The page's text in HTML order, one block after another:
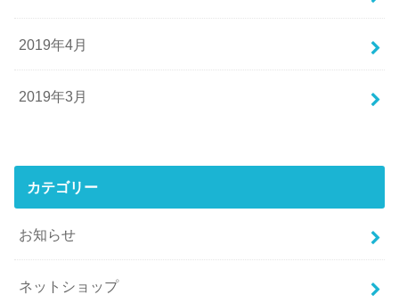
2019年4月
2019年3月
カテゴリー
お知らせ
ネットショップ